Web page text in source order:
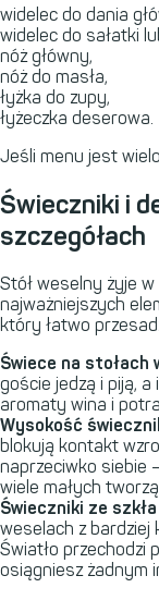
widelec do dania
widelec do sałatki
nóż główny,
nóż do masła,
łyżka do zupy,
łyżeczka deserowa.
Jeśli menu jest
Świeczniki i
szczegółach
Stół weselny żyje
najważniejszych
który łatwo
Świece na stołach
goście jedzą i piją,
aromaty wina i
Wysokość
blokują kontakt
naprzeciwko siebie
wiele małych
Świeczniki ze szkła
weselach z bardziej
Światło przechodzi
osiągniesz żadnym